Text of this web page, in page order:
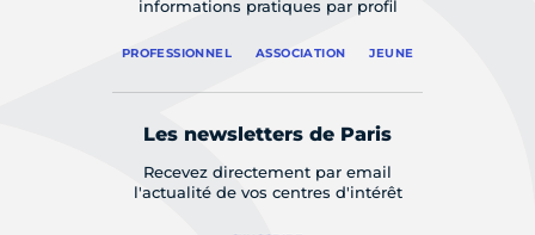
informations pratiques par profil
PROFESSIONNEL ASSOCIATION JEUNE
Les newsletters de Paris
Recevez directement par email
l'actualité de vos centres d'intérêt